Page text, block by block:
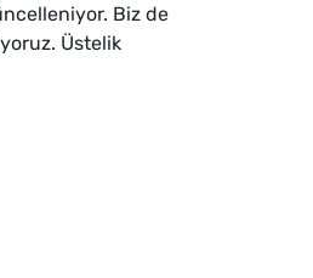
Biz de
Üstelik